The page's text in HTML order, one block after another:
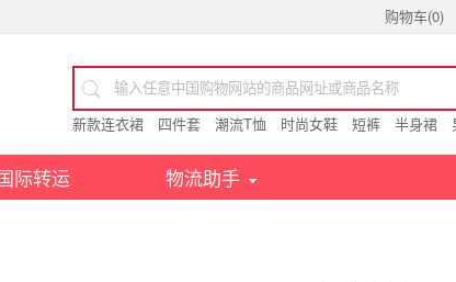
购物车(0)
新款连衣裙 四件套 潮流T恤 时尚女鞋 短裤 半身裙
际转运 物流助手